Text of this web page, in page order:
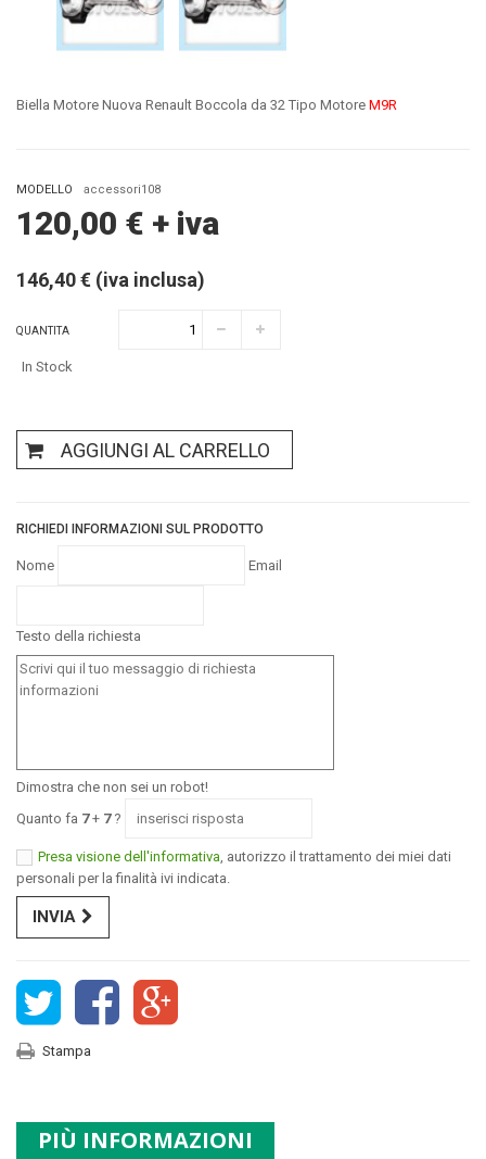
Biella Motore Nuova Renault Boccola da 32 Tipo Motore M9R
MODELLO accessori108
120,00 € + iva
146,40 € (iva inclusa)
QUANTITA
In Stock
AGGIUNGI AL CARRELLO
RICHIEDI INFORMAZIONI SUL PRODOTTO
Nome Email
Testo della richiesta
Dimostra che non sei un robot!
Quanto fa 7+ 7?
Presa visione dell'informativa , autorizzo il trattamento dei miei dati
personali per la finalità ivi indicata.
INVIA
Stampa
PIÙ INFORMAZIONI